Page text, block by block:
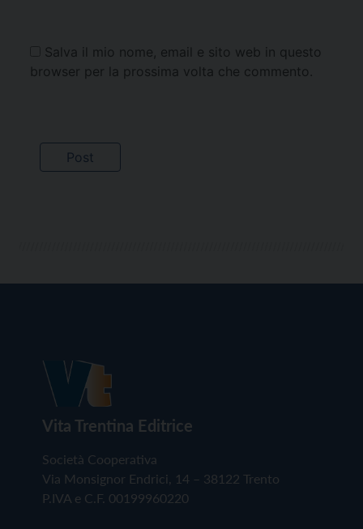
Salva il mio nome, email e sito web in questo
browser per la prossima volta che commento.
Vita Trentina Editrice
Società Cooperativa
Via Monsignor Endrici, 14 – 38122 Trento
P.IVA e C.F. 00199960220